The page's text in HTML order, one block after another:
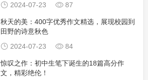
2024-07-23
87
秋天的美：400字优秀作文精选，展现校园到
田野的诗意秋色
2024-07-23
84
惊叹之作：初中生笔下诞生的18篇高分作
文，精彩绝伦！